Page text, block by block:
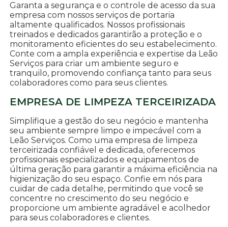
Garanta a segurança e o controle de acesso da sua
empresa com nossos serviços de portaria
altamente qualificados. Nossos profissionais
treinados e dedicados garantirão a proteção e o
monitoramento eficientes do seu estabelecimento.
Conte com a ampla experiência e expertise da Leão
Serviços para criar um ambiente seguro e
tranquilo, promovendo confiança tanto para seus
colaboradores como para seus clientes.
EMPRESA DE LIMPEZA TERCEIRIZADA
Simplifique a gestão do seu negócio e mantenha
seu ambiente sempre limpo e impecável com a
Leão Serviços. Como uma empresa de limpeza
terceirizada confiável e dedicada, oferecemos
profissionais especializados e equipamentos de
última geração para garantir a máxima eficiência na
higienização do seu espaço. Confie em nós para
cuidar de cada detalhe, permitindo que você se
concentre no crescimento do seu negócio e
proporcione um ambiente agradável e acolhedor
para seus colaboradores e clientes.